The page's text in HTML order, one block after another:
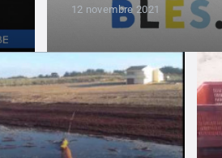
12 novembre 2021